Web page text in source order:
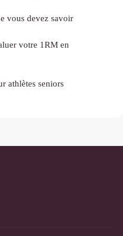
vous devez savoir
votre 1RM en
athlètes seniors